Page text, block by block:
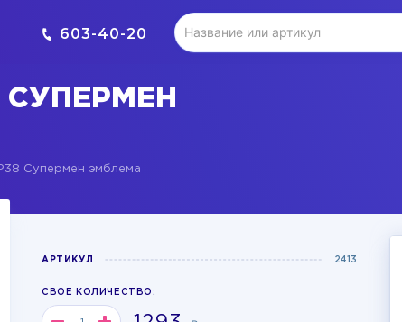
603-40-20
Супермен эмблема
АРТИКУЛ 2413
СВОЕ КОЛИЧЕСТВО: